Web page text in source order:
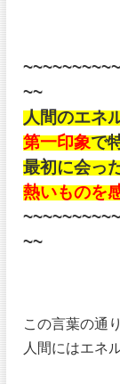
~~
人間のエネ
第一印象で
最初に会っ
熱いものを
~~
この言葉の通り
人間にはエネ